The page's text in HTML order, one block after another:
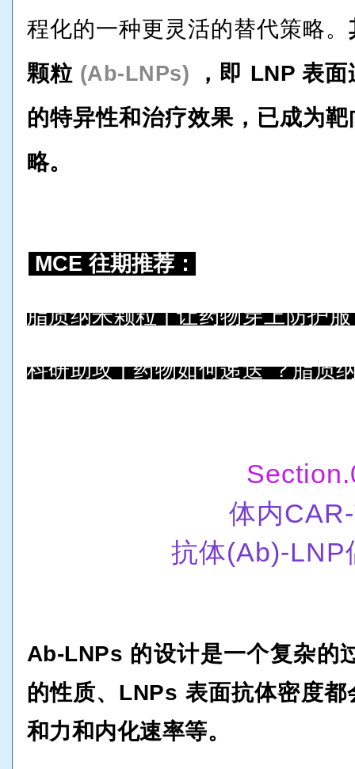
程化的一种更灵活的替代策略。
颗粒 (Ab-LNPs) ，即 LNP 表
的特异性和治疗效果，已成为
略。
MCE 往期推荐：
脂质纳米颗粒 | 让药物穿上防护
科研助攻 | 药物如何递送 ？脂质
体内
抗体(Ab)-LNP
Ab-LNPs 的设计是一个复杂的
的性质、LNPs 表面抗体密度
和力和内化速率等。